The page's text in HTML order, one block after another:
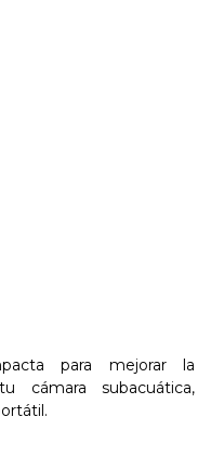
para mejorar la
subacuática,